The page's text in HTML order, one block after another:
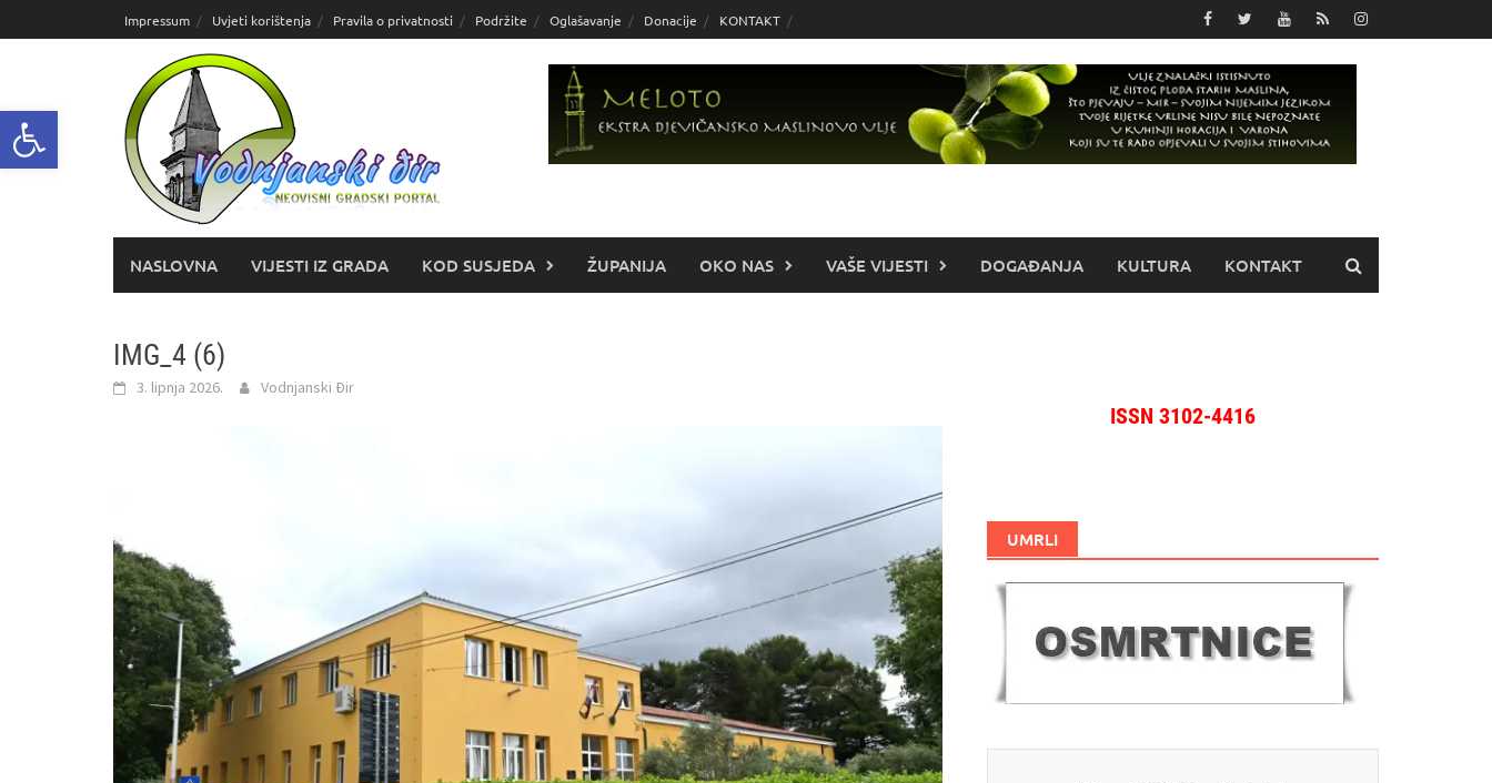
Open toolbar
do
Impressum Uvjeti korištenja Pravila o privatnosti Podržite Oglašavanje Donacije KONTAKT
NASLOVNA VIJESTI IZ GRADA KOD SUSJEDA ŽUPANIJA OKO NAS VAŠE VIJESTI DOGAĐANJA KULTURA KONTAKT
IMG_4 (6)
3. lipnja 2026. Vodnjanski Đir
ISSN 3102-4416
UMRLI